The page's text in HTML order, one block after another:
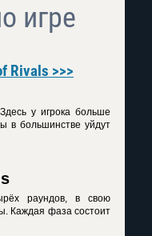
игре
Rivals >>>
у игрока больше
в большинстве уйдут
раундов, в свою
Каждая фаза состоит